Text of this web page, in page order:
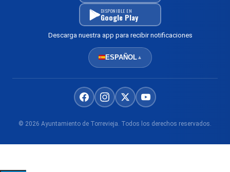
DISPONIBLE EN
Google Play
Descarga nuestra app para recibir notificaciones
ESPAÑOL▲
© 2026 Ayuntamiento de Torrevieja. Todos los derechos reservados.